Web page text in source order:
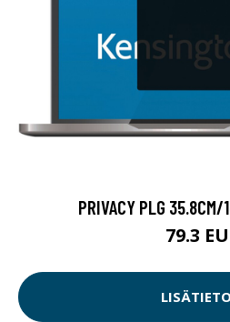
PRIVACY PLG 35.8CM/
79.3